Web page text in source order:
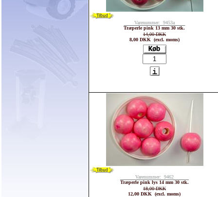
Varenummer: 9453a
Træperle pink 13 mm 30 stk.
14,00 DKK
8,00 DKK (excl. moms)
Varenummer: 9462
Træperle pink lys 14 mm 30 stk.
18,00 DKK
12,00 DKK (excl. moms)